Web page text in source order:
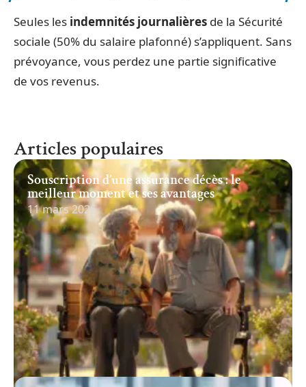
Seules les indemnités journalières de la Sécurité
sociale (50% du salaire plafonné) s’appliquent. Sans
prévoyance, vous perdez une partie significative
de vos revenus.
Articles populaires
Souscription d’une assurance décès : le
meilleur moment et ses avantages
11 mars 2026